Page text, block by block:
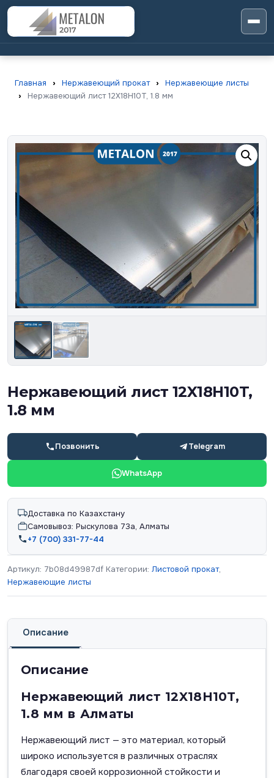
Главная › Нержавеющий прокат ›
Нержавеющие листы
›
Нержавеющий лист 12X18H10T, 1.8 мм
Нержавеющий лист 12X18H10T,
1.8 мм
Позвонить Telegram
WhatsApp
Доставка по Казахстану
Самовывоз: Рыскулова 73а, Алматы
+7 (700) 331-77-44
Артикул: 7b08d49987df Категории: Листовой прокат,
Нержавеющие листы
Описание
Описание
Нержавеющий лист 12X18H10T,
1.8 мм в Алматы
Нержавеющий лист — это материал, который
широко используется в различных отраслях
благодаря своей коррозионной стойкости и